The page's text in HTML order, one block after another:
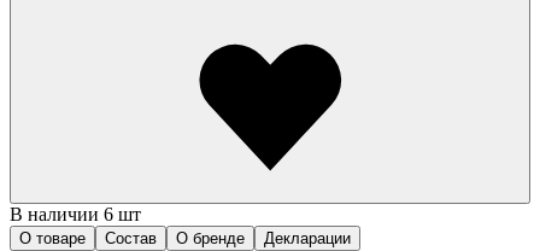
В наличии 6 шт
О товаре Состав О бренде
Декларации